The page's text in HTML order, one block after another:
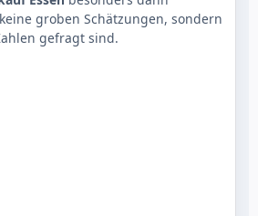
groben Schätzungen, sondern
gefragt sind.